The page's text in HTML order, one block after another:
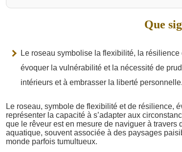
Que
Le roseau symbolise la flexibilité, la
évoquer la vulnérabilité et la nécessité de
intérieurs et à embrasser la liberté personnelle.
Le roseau, symbole de flexibilité et de résilience,
représenter la capacité à s’adapter aux
que le rêveur est en mesure de naviguer à
aquatique, souvent associée à des paysages
monde parfois tumultueux.